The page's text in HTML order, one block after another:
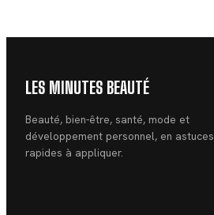
nutritionnels
LES MINUTES BEAUTÉ
Beauté, bien-être, santé, mode et
développement personnel, en astuces
rapides à appliquer.